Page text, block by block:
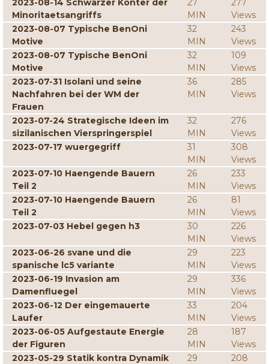
2023-08-14 Schwarzer Konter der
Minoritaetsangriffs
27
MIN
277
Views
2023-08-07 Typische BenOni
Motive
32
MIN
243
Views
2023-08-07 Typische BenOni
Motive
32
MIN
109
Views
2023-07-31 Isolani und seine
Nachfahren bei der WM der
Frauen
36
MIN
285
Views
2023-07-24 Strategische Ideen im
sizilanischen Vierspringerspiel
32
MIN
276
Views
2023-07-17 wuergegriff
31
MIN
308
Views
2023-07-10 Haengende Bauern
Teil 2
26
MIN
233
Views
2023-07-10 Haengende Bauern
Teil 2
26
MIN
81
Views
2023-07-03 Hebel gegen h3
30
MIN
226
Views
2023-06-26 svane und die
spanische lc5 variante
29
MIN
223
Views
2023-06-19 Invasion am
Damenfluegel
29
MIN
336
Views
2023-06-12 Der eingemauerte
Laufer
33
MIN
204
Views
2023-06-05 Aufgestaute Energie
der Figuren
28
MIN
187
Views
2023-05-29 Statik kontra Dynamik
29
208